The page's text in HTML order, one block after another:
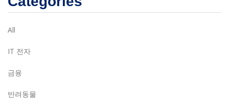
All
IT 전자
금융
반려동물